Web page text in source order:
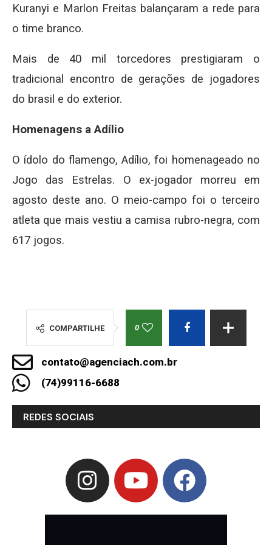
Kuranyi e Marlon Freitas balançaram a rede para
o time branco.
Mais de 40 mil torcedores prestigiaram o
tradicional encontro de gerações de jogadores
do brasil e do exterior.
Homenagens a Adílio
O ídolo do flamengo, Adílio, foi homenageado no
Jogo das Estrelas. O ex-jogador morreu em
agosto deste ano. O meio-campo foi o terceiro
atleta que mais vestiu a camisa rubro-negra, com
617 jogos.
COMPARTILHE 0
contato@agenciach.com.br
(74)99116-6688
REDES SOCIAIS